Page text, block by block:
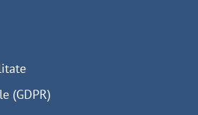
(GDPR)